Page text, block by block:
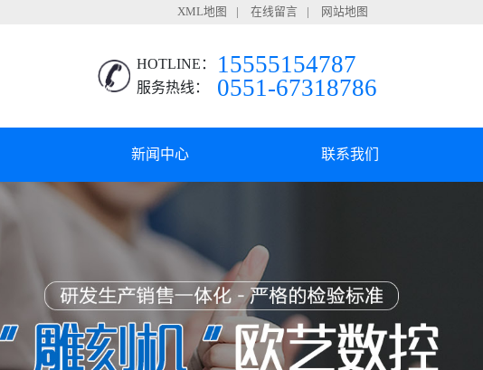
XML地图 在线留言 网站地图
HOTLINE： 15555154787
服务热线： 0551-67318786
新闻中心 联系我们